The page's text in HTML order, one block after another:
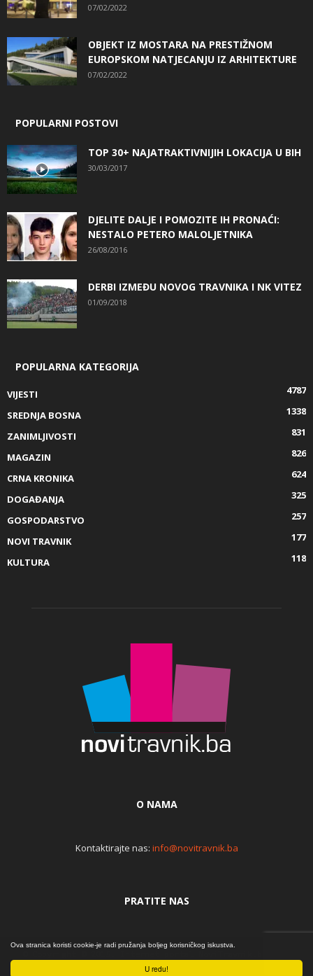
U redu!
Ova stranica koristi cookie-je radi pružanja boljeg korisničkog iskustva.
07/02/2022
OBJEKT IZ MOSTARA NA PRESTIŽNOM
EUROPSKOM NATJECANJU IZ ARHITEKTURE
07/02/2022
POPULARNI POSTOVI
TOP 30+ NAJATRAKTIVNIJIH LOKACIJA U BIH
30/03/2017
DJELITE DALJE I POMOZITE IH PRONAĆI:
NESTALO PETERO MALOLJETNIKA
26/08/2016
DERBI IZMEĐU NOVOG TRAVNIKA I NK VITEZ
01/09/2018
POPULARNA KATEGORIJA
VIJESTI
4787
SREDNJA BOSNA
1338
ZANIMLJIVOSTI
831
MAGAZIN
826
CRNA KRONIKA
624
DOGAĐANJA
325
GOSPODARSTVO
257
NOVI TRAVNIK
177
KULTURA
118
O NAMA
Kontaktirajte nas: info@novitravnik.ba
PRATITE NAS
srca... | By Đomla